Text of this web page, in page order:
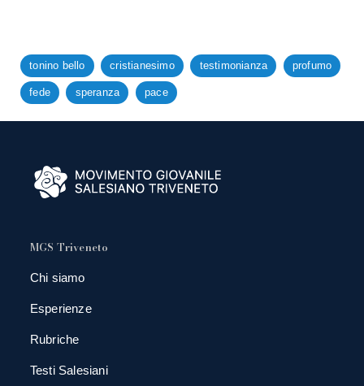
tonino bello cristianesimo testimonianza profumo
fede speranza pace
MGS Triveneto
Chi siamo
Esperienze
Rubriche
Testi Salesiani